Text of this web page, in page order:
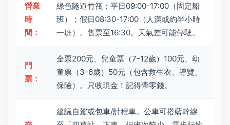
營業
時
間：
綠色隧道竹筏：平日09:00-17:00（固定船
班）；假日08:30-17:00（人滿或約半小時
一班）。售票至16:30。天氣差可能停駛。
門
票：
全票200元、兒童票（7-12歲）100元、幼
童票（3-6歲）50元（包含救生衣、導覽、
保險）。只收現金！記得帶零錢。
建議自駕或包車/計程車。公車可搭藍幹線